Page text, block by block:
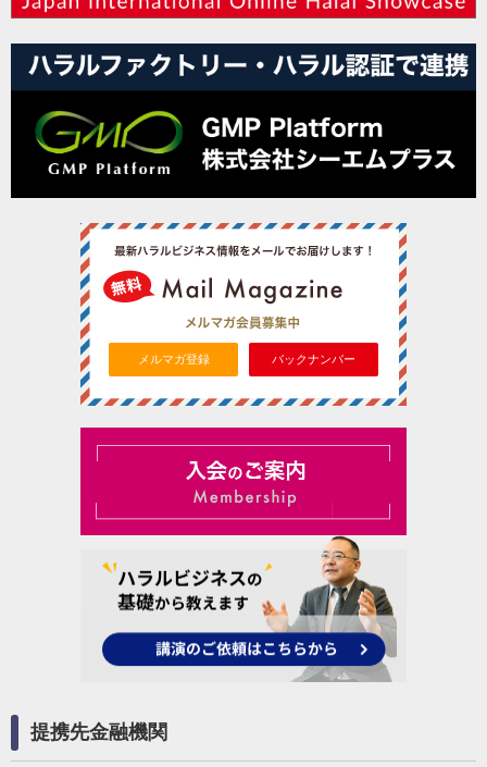
メルマガ登録 バックナンバー
提携先金融機関